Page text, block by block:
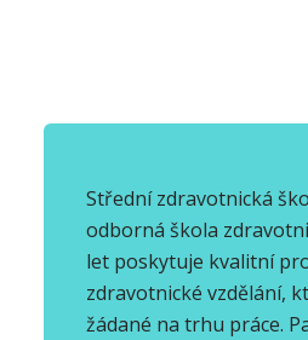
Střední zdravotnická
odborná škola
let poskytuje kvalitní
zdravotnické vzdělání,
žádané na trhu práce.